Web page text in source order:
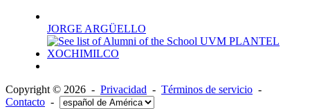
JORGE ARGÜELLO
Copyright © 2026 - Privacidad - Términos de servicio -
Contacto -